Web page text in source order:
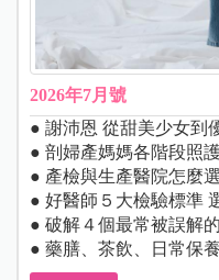
2026年7月號
● 謝沛恩 從甜美少女到
● 剖婦產媽媽各階段照
● 產檢與生產醫院怎麼
● 好醫師５大檢驗標準
● 破解４個最常被誤解
● 藥膳、茶飲、日常保